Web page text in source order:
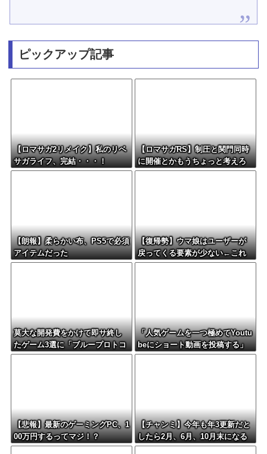
ピックアップ記事
【ロマサガ2リメイク】私のリベ
サガライフ、完結・・・！
【ロマサガRS】制圧と関門同時
に開催とかもうちょっと考えろ
よw
【朗報】柔らかい布、PS5で必須
アイテムだった
【復帰勢】ウマ娘はユーザーが
戻ってくる要素が少ない←これ
莫大な開発費をかけて即サ終し
たゲーム3選に「ブループロトコ
ル」「バビロン」「コンコー
「人気ゲームを一つ極めてYoutu
beにショート動画を投稿する」
←これだけで不労所得が得られ
【悲報】最新のゲーミングPC、1
00万円するってマジ！？
【チャンミ】今年も年3更新だと
したら2月、6月、10月末になる
けどこれ毎回LoH月だから暇すぎ